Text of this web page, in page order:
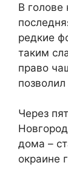
В голове
редкие
таким
право
Через
дома –
окраине